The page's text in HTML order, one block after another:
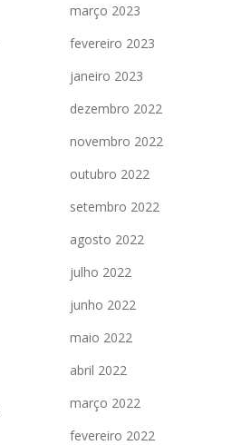
março 2023
fevereiro 2023
janeiro 2023
dezembro 2022
novembro 2022
outubro 2022
setembro 2022
agosto 2022
julho 2022
junho 2022
maio 2022
abril 2022
março 2022
fevereiro 2022